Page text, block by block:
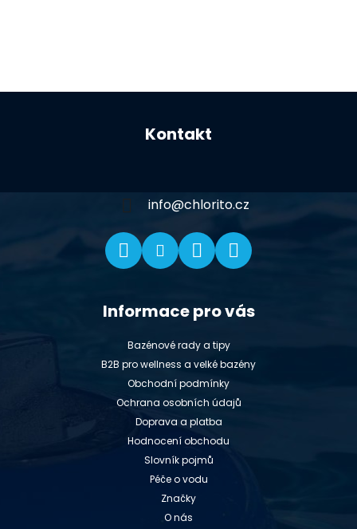
Kontakt
info@chlorito.cz
Informace pro vás
Bazénové rady a tipy
B2B pro wellness a velké bazény
Obchodní podmínky
Ochrana osobních údajů
Doprava a platba
Hodnocení obchodu
Slovník pojmů
Péče o vodu
Značky
O nás